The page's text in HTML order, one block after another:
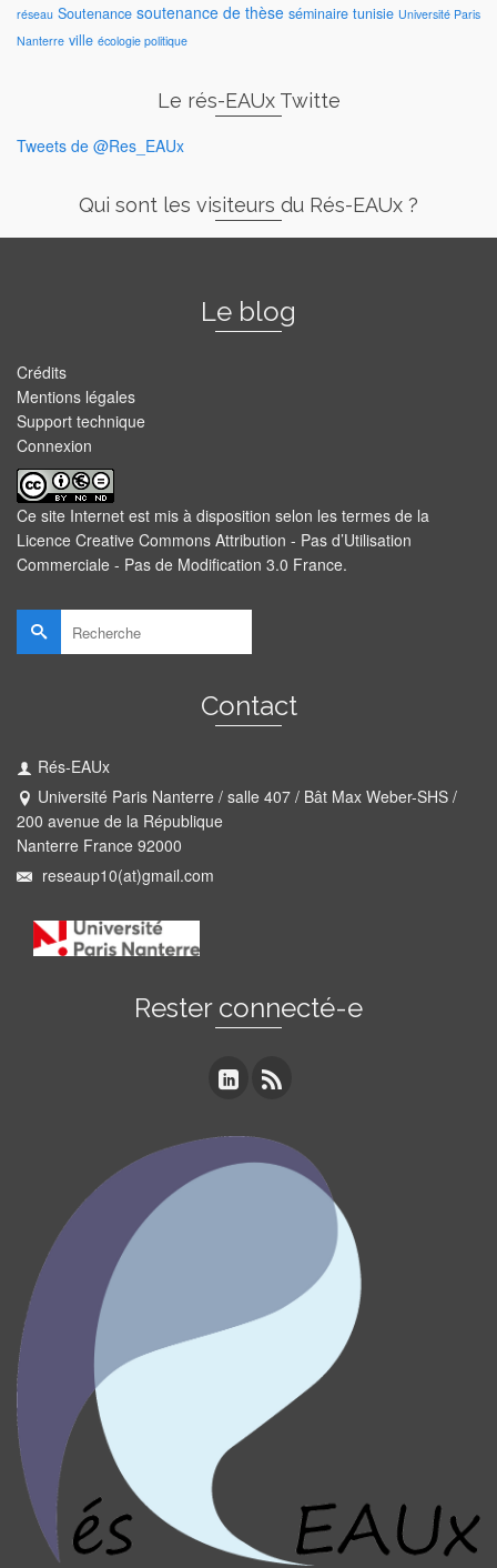
réseau Soutenance soutenance de thèse séminaire tunisie Université Paris
Nanterre ville écologie politique
Le rés-EAUx Twitte
Tweets de @Res_EAUx
Qui sont les visiteurs du Rés-EAUx ?
Le blog
Crédits
Mentions légales
Support technique
Connexion
Ce site Internet est mis à disposition selon les termes de la
Licence Creative Commons Attribution - Pas d’Utilisation
Commerciale - Pas de Modification 3.0 France.
Rechercher :
Contact
Rés-EAUx
Université Paris Nanterre / salle 407 / Bât Max Weber-SHS /
200 avenue de la République
Nanterre France 92000
reseaup10(at)gmail.com
Rester connecté-e